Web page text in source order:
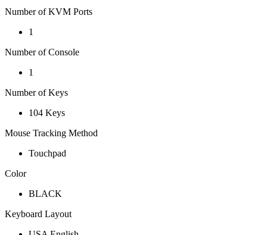
Number of KVM Ports
1
Number of Console
1
Number of Keys
104 Keys
Mouse Tracking Method
Touchpad
Color
BLACK
Keyboard Layout